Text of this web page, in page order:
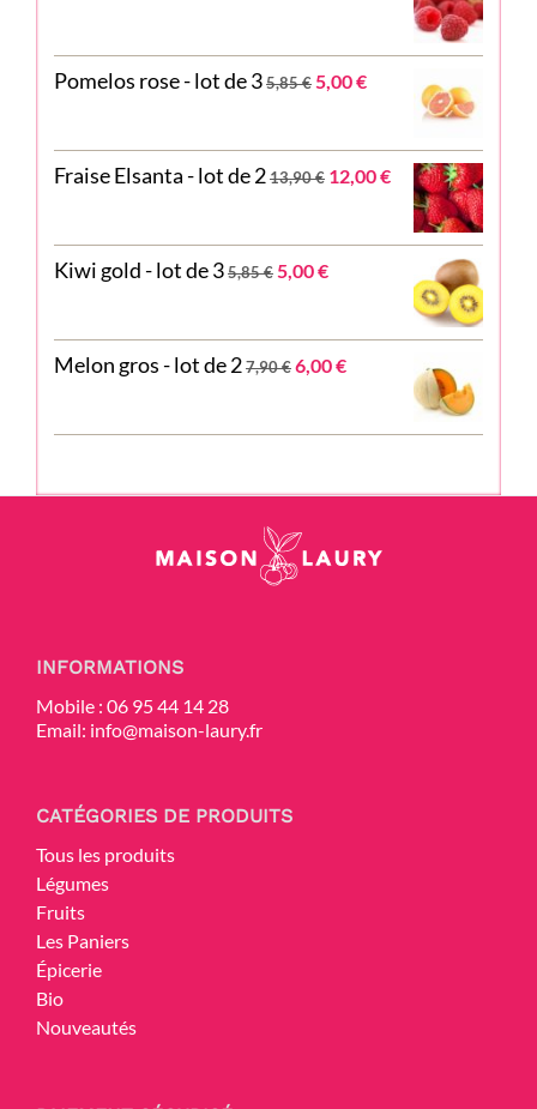
était :
11,85 €.
est :
10,00 €.
Pomelos rose - lot de 35,85€ Le
était :
5,85 €.
5,00€Le
est :
5,00 €.
Fraise Elsanta - lot de 213,90€ Le
était :
13,90 €.
12,00€Le
prix
actuel
est :
12,00 €.
Kiwi gold - lot de 35,85€ Le
était :
5,85 €.
5,00€Le
est :
5,00 €.
Melon gros - lot de 27,90€Le
était :
6,00€Le
est :
INFORMATIONS
Mobile : 06 95 44 14 28
Email: info@maison-laury.fr
CATÉGORIES DE PRODUITS
Tous les produits
Légumes
Fruits
Les Paniers
Épicerie
Bio
Nouveautés